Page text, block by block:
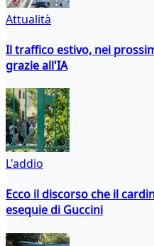
Attualità
Il traffico estivo, nei
grazie all'IA
L'addio
Ecco il discorso che il
esequie di Guccini